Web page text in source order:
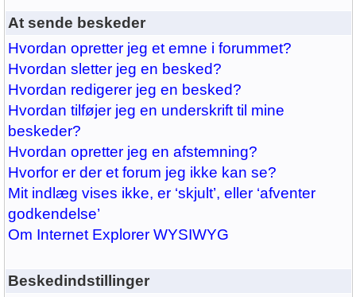
At sende beskeder
Hvordan opretter jeg et emne i forummet?
Hvordan sletter jeg en besked?
Hvordan redigerer jeg en besked?
Hvordan tilføjer jeg en underskrift til mine
beskeder?
Hvordan opretter jeg en afstemning?
Hvorfor er der et forum jeg ikke kan se?
Mit indlæg vises ikke, er ‘skjult’, eller ‘afventer
godkendelse’
Om Internet Explorer WYSIWYG
Beskedindstillinger